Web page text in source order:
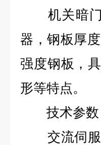
机关暗门
器，钢板厚
强度钢板，
形等特点。
技术参数
交流伺服